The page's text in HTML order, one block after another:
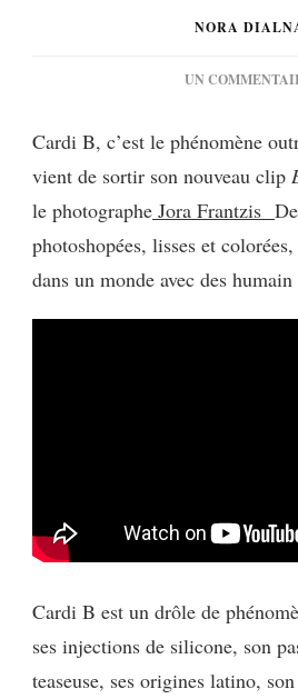
NORA
UN
Cardi B, c’est le phénomène
vient de sortir son nouveau clip
le photographe Jora Frantzis
photoshopées, lisses et
dans un monde avec des
Cardi B est un drôle de
ses injections de silicone, son
teaseuse, ses origines latino,